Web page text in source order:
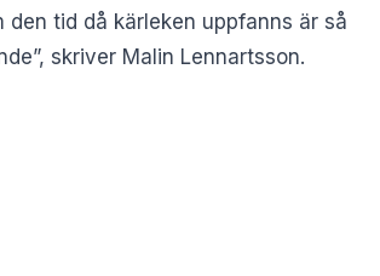
den tid då kärleken uppfanns är så
skriver Malin Lennartsson.